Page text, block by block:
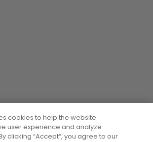
cookies to help the website
user experience and analyze
clicking “Accept“, you agree to our